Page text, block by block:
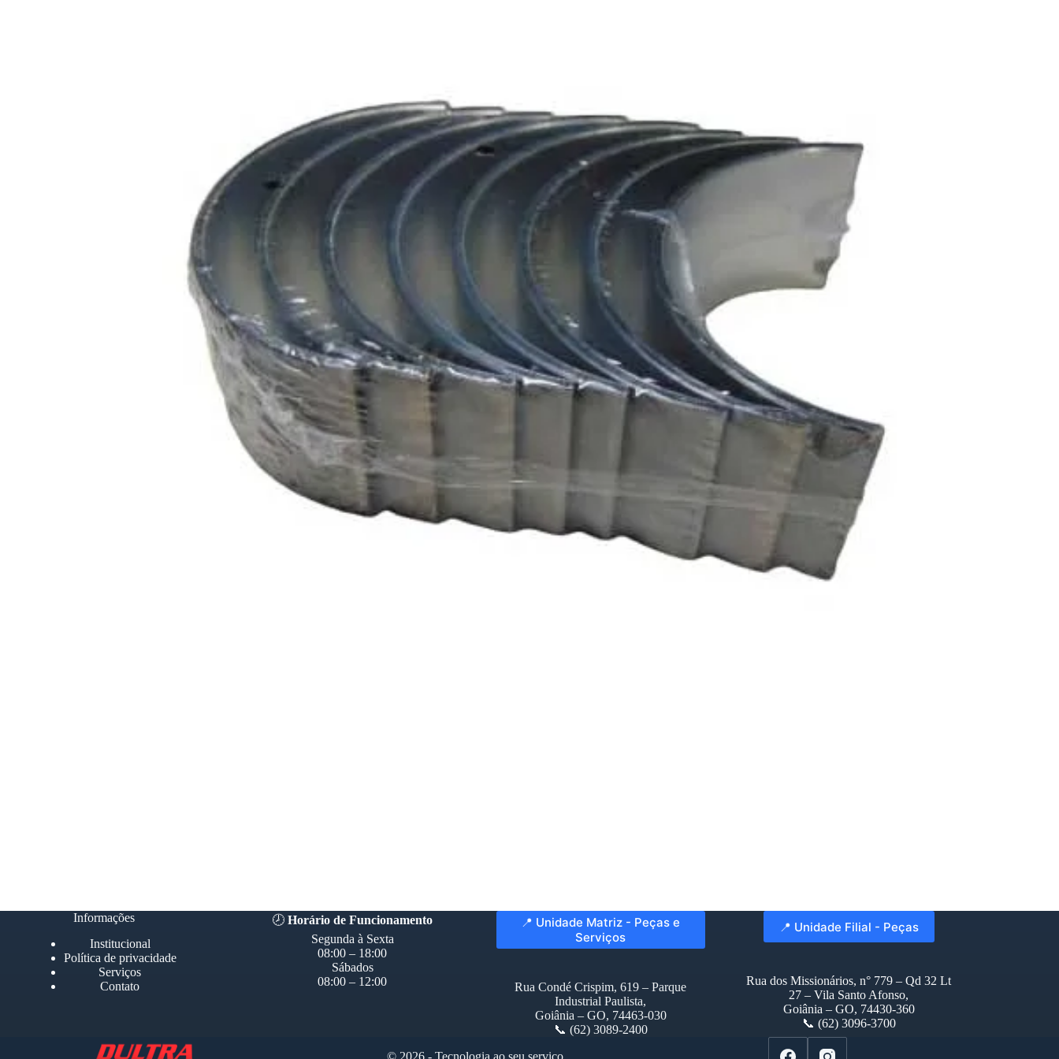
Informações
Institucional
Política de privacidade
Serviços
Contato
🕗Horário de Funcionamento
Segunda à Sexta
08:00 – 18:00
Sábados
08:00 – 12:00
📍 Unidade Matriz - Peças e
Serviços
Rua Condé Crispim, 619 – Parque
Industrial Paulista,
Goiânia – GO, 74463-030
📞 (62) 3089-2400
📍 Unidade Filial - Peças
Rua dos Missionários, n° 779 – Qd 32 Lt
27 – Vila Santo Afonso,
Goiânia – GO, 74430-360
📞 (62) 3096-3700
© 2026 - Tecnologia ao seu serviço.